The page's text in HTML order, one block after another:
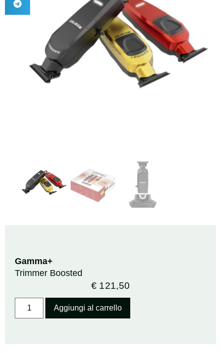
Gamma+
Trimmer Boosted
€ 121,50
Aggiungi al carrello